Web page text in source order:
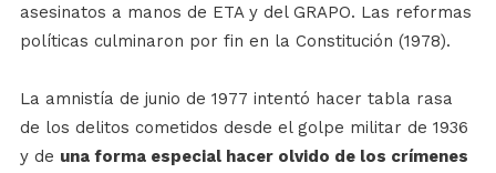
asesinatos a manos de ETA y del GRAPO. Las reformas
políticas culminaron por fin en la Constitución (1978).
La amnistía de junio de 1977 intentó hacer tabla rasa
de los delitos cometidos desde el golpe militar de 1936
y de una forma especial hacer olvido de los crímenes